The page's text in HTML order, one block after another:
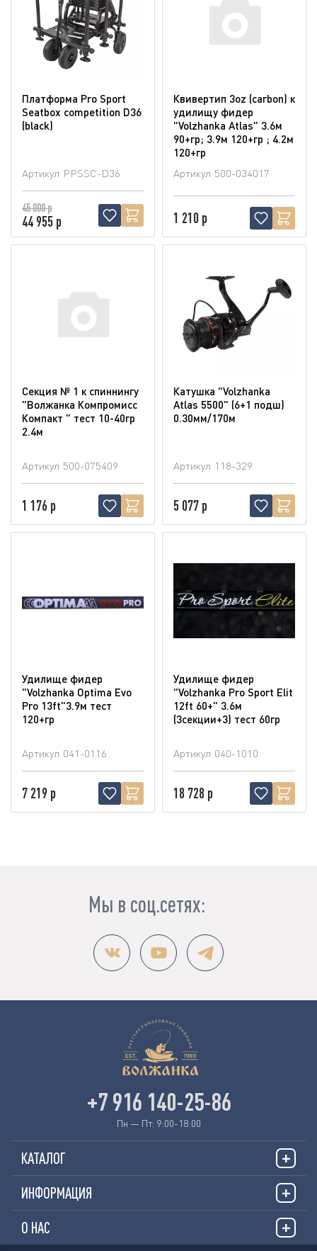
Платформа Pro Sport
Seatbox competition D36
(blaсk)
Артикул PPSSC-D36
45 000 р
44 955 р
Квивертип 3oz (carbon) к
удилищу фидер
"Volzhanka Atlas" 3.6м
90+гр; 3.9м 120+гр ; 4.2м
120+гр
Артикул 500-034017
1 210 р
Секция № 1 к спиннингу
"Волжанка Компромисс
Компакт " тест 10-40гр
2.4м
Артикул 500-075409
1 176 р
Катушка "Volzhanka
Atlas 5500" (6+1 подш)
0.30мм/170м
Артикул 118-329
5 077 р
Удилище фидер
"Volzhanka Optima Evo
Pro 13ft"3.9м тест
120+гр
Артикул 041-0116
7 219 р
Удилище фидер
"Volzhanka Pro Sport Elit
12ft 60+" 3.6м
(3секции+3) тест 60гр
Артикул 040-1010
18 728 р
Мы в соц.сетях:
КАТАЛОГ
ИНФОРМАЦИЯ
О НАС
+7 916 140-25-86
Пн — Пт: 9:00-18:00